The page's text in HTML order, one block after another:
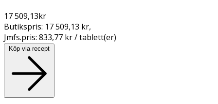
17 509,13kr
Butikspris: 17 509,13 kr,
Jmfs.pris: 833,77 kr / tablett(er)
Köp via recept